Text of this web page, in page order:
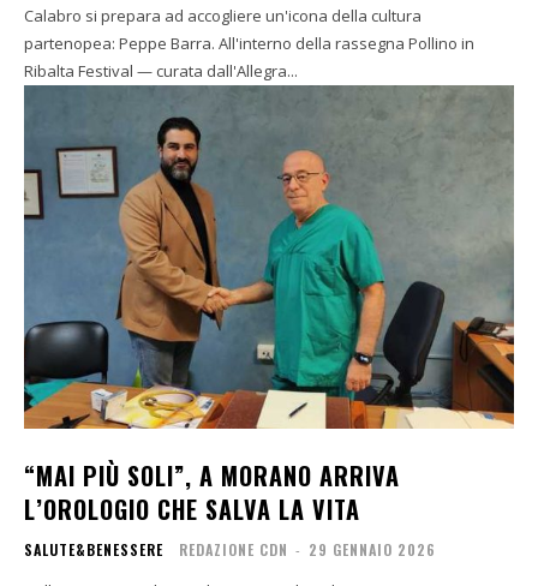
Calabro si prepara ad accogliere un'icona della cultura
partenopea: Peppe Barra. All'interno della rassegna Pollino in
Ribalta Festival — curata dall'Allegra...
“MAI PIÙ SOLI”, A MORANO ARRIVA
L’OROLOGIO CHE SALVA LA VITA
SALUTE&BENESSERE REDAZIONE CDN - 29 GENNAIO 2026